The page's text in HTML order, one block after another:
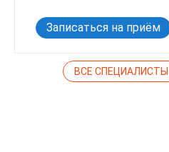
Записаться на приём
ВСЕ СПЕЦИАЛИСТЫ